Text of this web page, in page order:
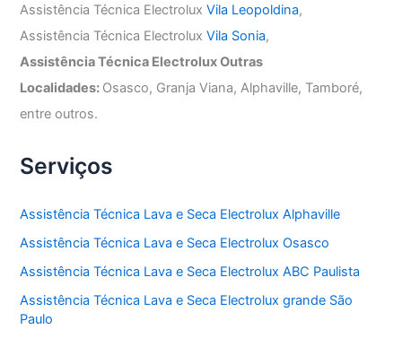
Assistência Técnica ElectroluxVila Leopoldina,
Assistência Técnica ElectroluxVila Sonia,
Assistência Técnica Electrolux Outras
Localidades: Osasco, Granja Viana, Alphaville, Tamboré,
entre outros.
Serviços
Assistência Técnica Lava e Seca Electrolux Alphaville
Assistência Técnica Lava e Seca Electrolux Osasco
Assistência Técnica Lava e Seca Electrolux ABC Paulista
Assistência Técnica Lava e Seca Electrolux grande São
Paulo